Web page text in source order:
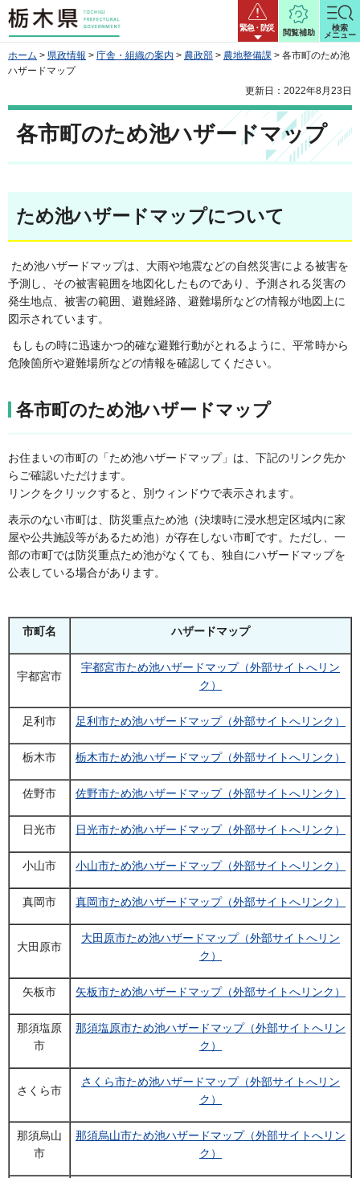
栃木県 緊急・防災
閲覧補助
検索
メニュー
ホーム > 県政情報 > 庁舎・組織の案内 > 農政部 > 農地整備課 > 各市町のため池
ハザードマップ
更新日：2022年8月23日
各市町のため池ハザードマップ
ため池ハザードマップについて
ため池ハザードマップは、大雨や地震などの自然災害による被害を
予測し、その被害範囲を地図化したものであり、予測される災害の
発生地点、被害の範囲、避難経路、避難場所などの情報が地図上に
図示されています。
もしもの時に迅速かつ的確な避難行動がとれるように、平常時から
危険箇所や避難場所などの情報を確認してください。
各市町のため池ハザードマップ
お住まいの市町の「ため池ハザードマップ」は、下記のリンク先か
らご確認いただけます。
リンクをクリックすると、別ウィンドウで表示されます。
表示のない市町は、防災重点ため池（決壊時に浸水想定区域内に家
屋や公共施設等があるため池）が存在しない市町です。ただし、一
部の市町では防災重点ため池がなくても、独自にハザードマップを
公表している場合があります。
市町名 ハザードマップ
宇都宮市
宇都宮市ため池ハザードマップ（外部サイトへリン
ク）
足利市 足利市ため池ハザードマップ（外部サイトへリンク）
栃木市 栃木市ため池ハザードマップ（外部サイトへリンク）
佐野市 佐野市ため池ハザードマップ（外部サイトへリンク）
日光市 日光市ため池ハザードマップ（外部サイトへリンク）
小山市 小山市ため池ハザードマップ（外部サイトへリンク）
真岡市 真岡市ため池ハザードマップ（外部サイトへリンク）
大田原市
大田原市ため池ハザードマップ（外部サイトへリン
ク）
矢板市 矢板市ため池ハザードマップ（外部サイトへリンク）
那須塩原
市
那須塩原市ため池ハザードマップ（外部サイトへリン
ク）
さくら市
さくら市ため池ハザードマップ（外部サイトへリン
ク）
那須烏山
市
那須烏山市ため池ハザードマップ（外部サイトへリン
ク）